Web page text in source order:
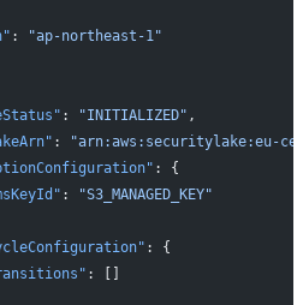
:
"ap-northeast-1"
: "INITIALIZED" ,
:
"arn:aws:securitylake:eu-
: {
:
"S3_MANAGED_KEY"
: {
: []